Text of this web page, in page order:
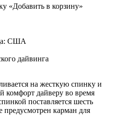
«Добавить в корзину»
США
дайвинга
на жесткую спинку и
комфорт дайверу во время
поставляется шесть
карман для